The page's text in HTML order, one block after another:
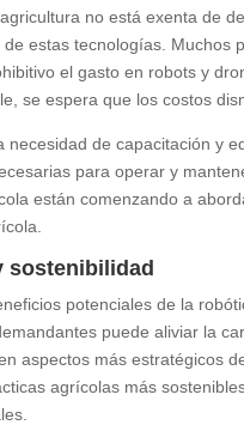
no está exenta de
estas tecnologías. Muchos
el gasto en robots y
se espera que los costos
de capacitación y
para operar y
están comenzando a
sostenibilidad
potenciales de la
puede aliviar la
aspectos más estratégicos
agrícolas más